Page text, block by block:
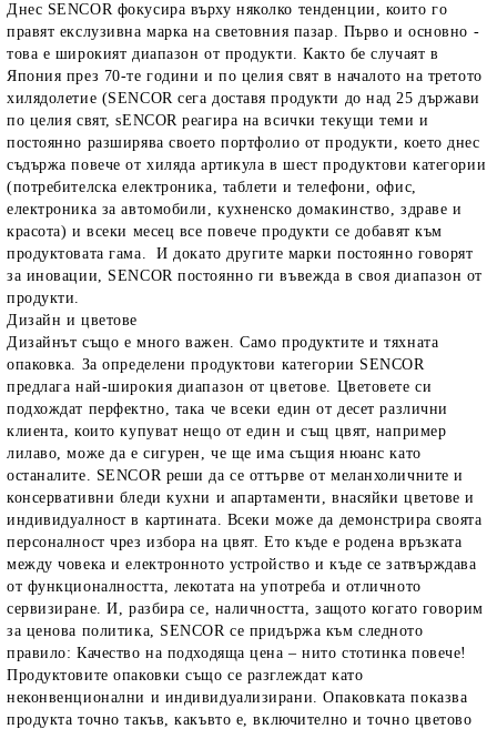
Днес SENCOR фокусира върху няколко тенденции, които го
правят екслузивна марка на световния пазар. Първо и основно -
това е широкият диапазон от продукти. Както бе случаят в
Япония през 70-те години и по целия свят в началото на третото
хилядолетие (SENCOR сега доставя продукти до над 25 държави
по целия свят, sENCOR реагира на всички текущи теми и
постоянно разширява своето портфолио от продукти, което днес
съдържа повече от хиляда артикула в шест продуктови категории
(потребителска електроника, таблети и телефони, офис,
електроника за автомобили, кухненско домакинство, здраве и
красота) и всеки месец все повече продукти се добавят към
продуктовата гама. И докато другите марки постоянно говорят
за иновации, SENCOR постоянно ги въвежда в своя диапазон от
продукти.
Дизайн и цветове
Дизайнът също е много важен. Само продуктите и тяхната
опаковка. За определени продуктови категории SENCOR
предлага най-широкия диапазон от цветове. Цветовете си
подхождат перфектно, така че всеки един от десет различни
клиента, които купуват нещо от един и същ цвят, например
лилаво, може да е сигурен, че ще има същия нюанс като
останалите. SENCOR реши да се оттърве от меланхоличните и
консервативни бледи кухни и апартаменти, внасяйки цветове и
индивидуалност в картината. Всеки може да демонстрира своята
персоналност чрез избора на цвят. Ето къде е родена връзката
между човека и електронното устройство и къде се затвърждава
от функционалността, лекотата на употреба и отличното
сервизиране. И, разбира се, наличността, защото когато говорим
за ценова политика, SENCOR се придържа към следното
правило: Качество на подходяща цена – нито стотинка повече!
Продуктовите опаковки също се разглеждат като
неконвенционални и индивидуализирани. Опаковката показва
продукта точно такъв, какъвто е, включително и точно цветово